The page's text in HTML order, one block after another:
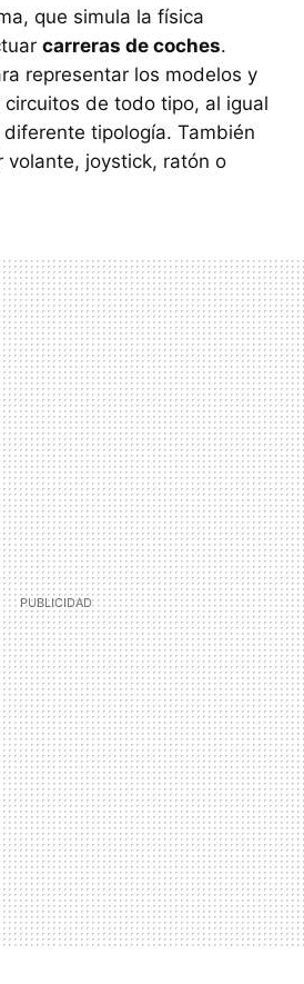
que simula la física
carreras de coches.
representar los modelos y
de todo tipo, al igual
tipología. También
volante, joystick, ratón o